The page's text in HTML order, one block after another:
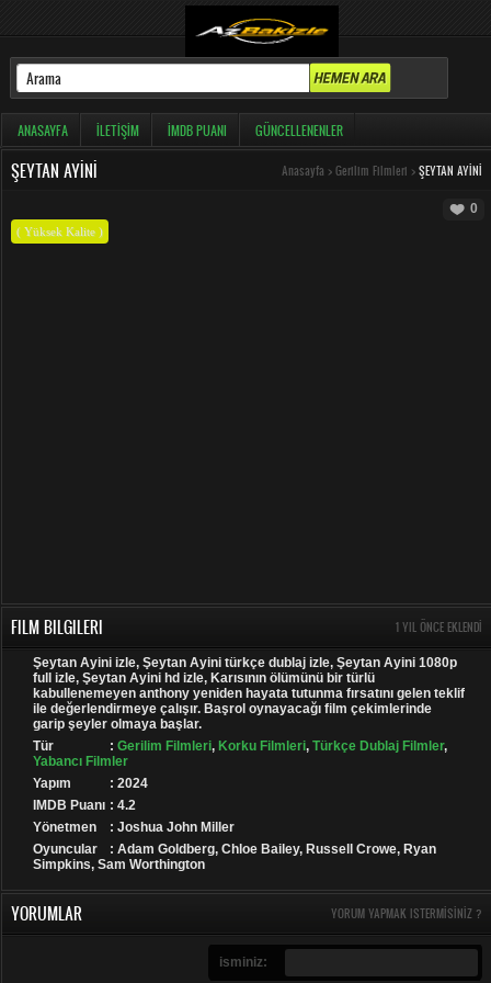
ANASAYFA İLETIŞIM İMDB PUANI GÜNCELLENENLER
ŞEYTAN AYINI Anasayfa > Gerilim Filmleri > ŞEYTAN AYINI
0
( Yüksek Kalite )
FILM BILGILERI 1 YIL ÖNCE EKLENDI
Şeytan Ayini izle, Şeytan Ayini türkçe dublaj izle, Şeytan Ayini 1080p
full izle, Şeytan Ayini hd izle, Karısının ölümünü bir türlü
kabullenemeyen anthony yeniden hayata tutunma fırsatını gelen teklif
ile değerlendirmeye çalışır. Başrol oynayacağı film çekimlerinde
garip şeyler olmaya başlar.
Tür
: Gerilim Filmleri, Korku Filmleri, Türkçe Dublaj Filmler,
Yabancı Filmler
Yapım
: 2024
IMDB Puanı : 4.2
Yönetmen
: Joshua John Miller
Oyuncular
: Adam Goldberg, Chloe Bailey, Russell Crowe, Ryan
Simpkins, Sam Worthington
YORUMLAR YORUM YAPMAK ISTERMISINIZ ?
isminiz: